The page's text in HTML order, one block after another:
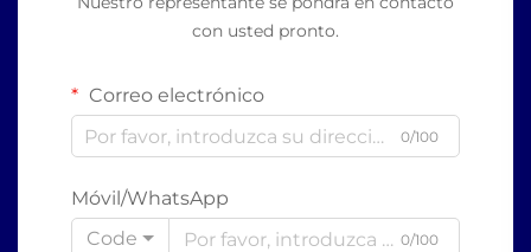
con usted pronto.
Correo electrónico
0/100
Móvil/WhatsApp
Code
0/100